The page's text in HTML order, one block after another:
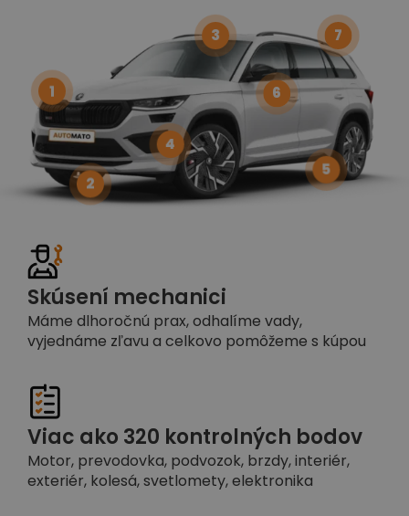
Skúsení mechanici
Máme dlhoročnú prax, odhalíme vady,
vyjednáme zľavu a celkovo pomôžeme s kúpou
Viac ako 320 kontrolných bodov
Motor, prevodovka, podvozok, brzdy, interiér,
exteriér, kolesá, svetlomety, elektronika
1
2
3
4
5
6
7